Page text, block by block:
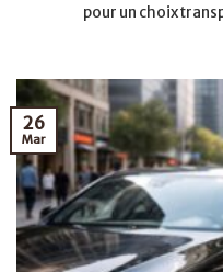
pour un choix
26
Mar